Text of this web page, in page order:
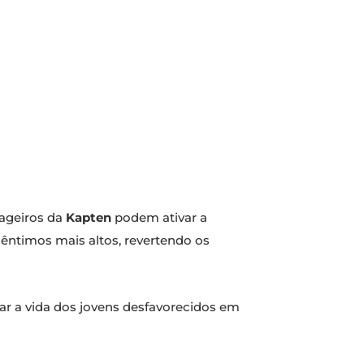
da Kapten podem ativar a
mais altos, revertendo os
a vida dos jovens desfavorecidos em